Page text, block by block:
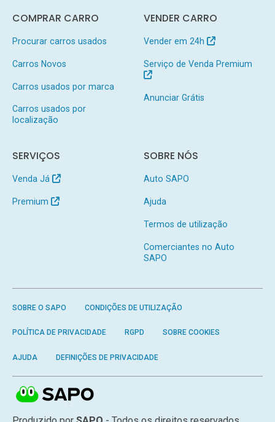
COMPRAR CARRO
Procurar carros usados
Carros Novos
Carros usados por marca
Carros usados por
localização
VENDER CARRO
Vender em 24h
Serviço de Venda Premium
Anunciar Grátis
SERVIÇOS
Venda Já
Premium
SOBRE NÓS
Auto SAPO
Ajuda
Termos de utilização
Comerciantes no Auto
SAPO
SOBRE O SAPO CONDIÇÕES DE UTILIZAÇÃO
POLÍTICA DE PRIVACIDADE RGPD SOBRE COOKIES
AJUDA DEFINIÇÕES DE PRIVACIDADE